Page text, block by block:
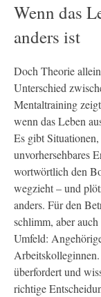
Wenn das
anders ist
Doch Theorie
Unterschied
Mentaltraining
wenn das Leben
Es gibt
unvorhersehbares
wortwörtlich den
wegzieht – und
anders. Für den
schlimm, aber
Umfeld:
überfordert und
richtige